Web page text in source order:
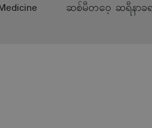
ဆစ်မီတဝေ့ ဆရီနာခ